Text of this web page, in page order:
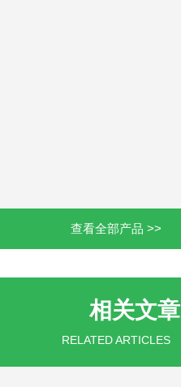
查看全部产品 >>
相关文章
RELATED ARTICLES